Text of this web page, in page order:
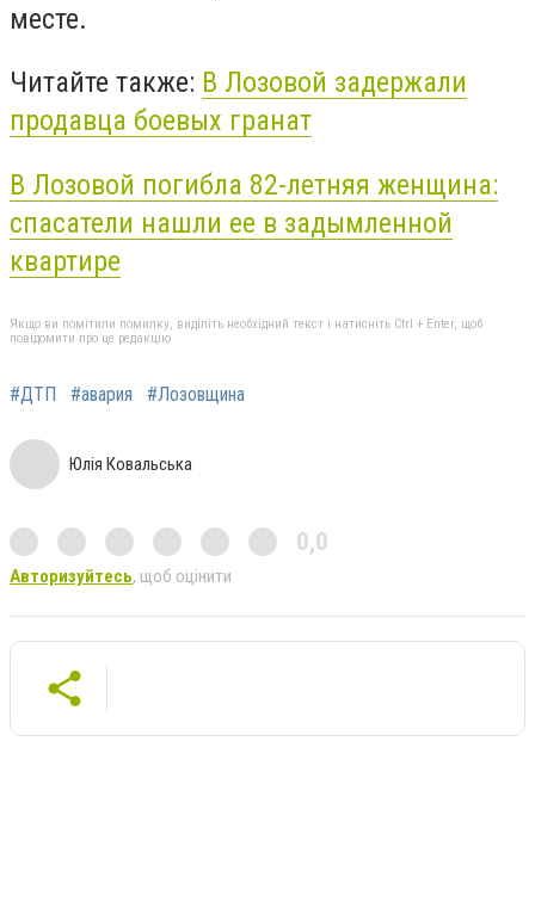
месте.
Читайте также: В Лозовой задержали
продавца боевых гранат
В Лозовой погибла 82-летняя женщина:
спасатели нашли ее в задымленной
квартире
Якщо ви помітили помилку, виділіть необхідний текст і натисніть Ctrl + Enter, щоб
повідомити про це редакцію
#ДТП #авария #Лозовщина
Юлія Ковальська
0,0
Авторизуйтесь, щоб оцінити